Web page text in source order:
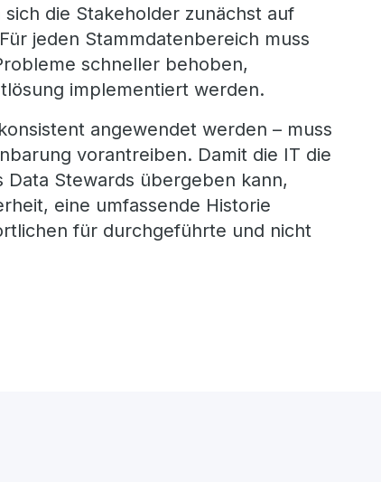
die Stakeholder zunächst auf
jeden Stammdatenbereich muss
schneller behoben,
implementiert werden.
angewendet werden – muss
vorantreiben. Damit die IT die
Stewards übergeben kann,
eine umfassende Historie
für durchgeführte und nicht